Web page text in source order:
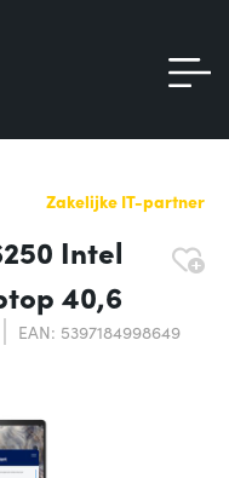
Zakelijke IT-partner
Intel
40,6
EAN: 5397184998649